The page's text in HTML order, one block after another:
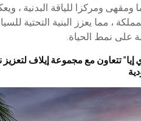
ومقهى ومركزا للياقة البدنية ،
، مما يعزز البنية التحتية
على نمط الحياة.
إيا” تتعاون مع مجموعة إيلاف لتعزيز